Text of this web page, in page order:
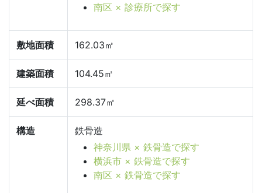
南区 × 診療所で探す
敷地面積 162.03㎡
建築面積 104.45㎡
延べ面積 298.37㎡
構造
鉄骨造
神奈川県 × 鉄骨造で探す
横浜市 × 鉄骨造で探す
南区 × 鉄骨造で探す